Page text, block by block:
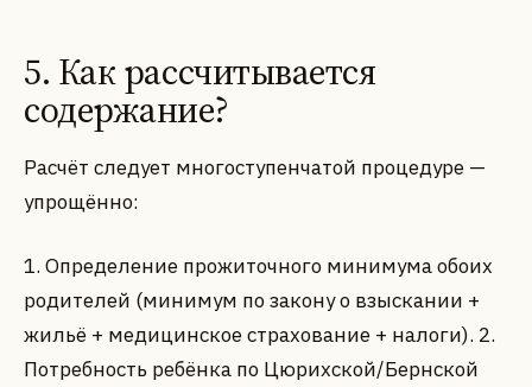
5. Как рассчитывается
содержание?
Расчёт следует многоступенчатой процедуре —
упрощённо:
1. Определение прожиточного минимума обоих
родителей (минимум по закону о взыскании +
жильё + медицинское страхование + налоги). 2.
Потребность ребёнка по Цюрихской/Бернской